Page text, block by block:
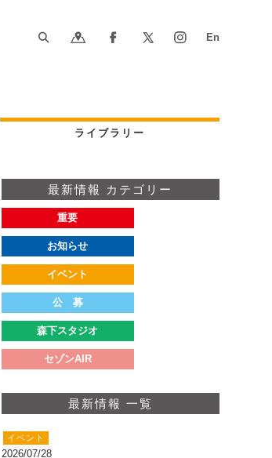
ライブラリー
最新情報 カテゴリー
重要
お知らせ
イベント
公 募
森下スタジオ
セゾンAIR
最新情報 一覧
イベント
2026/07/28